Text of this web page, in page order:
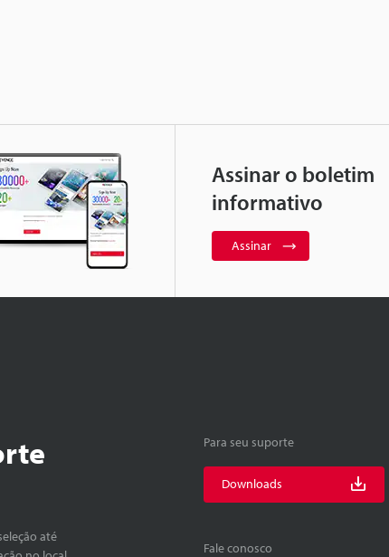
Assinar o boletim
informativo
Assinar
até
Para seu suporte
Downloads
Fale conosco